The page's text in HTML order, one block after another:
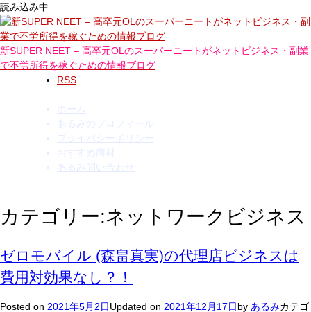
読み込み中…
コ
ン
テ
ン
新SUPER NEET – 高卒元OLのスーパーニートがネットビジネス・副業
で不労所得を稼ぐための情報ブログ
RSS
ホーム
あるみのプロフィール
プライバシーポリシー
おすすめ商材
あるみ問い合わせ
カテゴリー:ネットワークビジネス
ゼロモバイル (森畠真実)の代理店ビジネスは
費用対効果なし？！
Posted on 2021年5月2日Updated on 2021年12月17日by あるみカテゴ